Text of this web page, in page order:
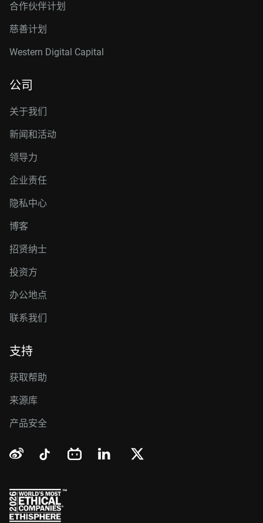
合作伙伴计划
慈善计划
Western Digital Capital
公司
关于我们
新闻和活动
领导力
企业责任
隐私中心
博客
招贤纳士
投资方
办公地点
联系我们
支持
获取帮助
来源库
产品安全